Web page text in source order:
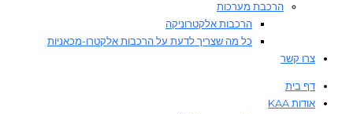
הרכבת מערכות
הרכבות אלקטרוניקה
כל מה שצריך לדעת על הרכבות אלקטרו-מכאניות
צרו קשר
דף בית
אודות KAA